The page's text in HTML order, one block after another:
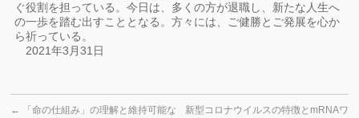
ぐ役割を担っている。今日は、多くの方が退職し、新たな人生へ
の一歩を踏む出すこととなる。方々には、ご健勝とご発展を心か
ら祈っている。
2021年3月31日
←
「命の仕組み」の理解と維持可能な
新型コロナウイルスの特徴とmRNAワ